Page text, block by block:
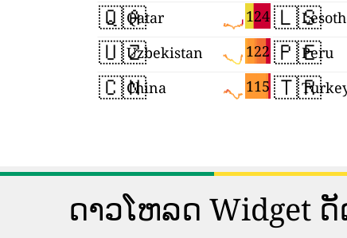
🇶🇦 124
Qatar
🇺🇿 122
Uzbekistan
🇨🇳 115
China
🇱🇸
🇵🇪
Peru
🇹🇷
ດາວ​ໂຫລດ Widget